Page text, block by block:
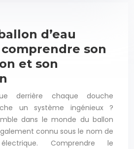
d’eau
son
et son
derrière chaque douche
un système ingénieux ?
dans le monde du ballon
connu sous le nom de
Comprendre le